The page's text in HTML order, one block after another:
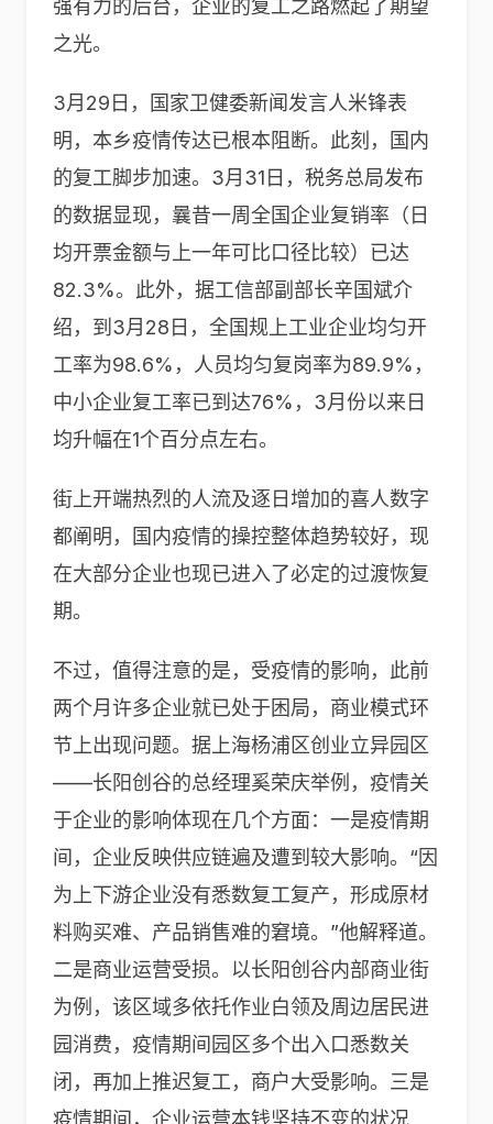
强有力的后台，企业的复工之路燃起了期望
之光。
3月29日，国家卫健委新闻发言人米锋表
明，本乡疫情传达已根本阻断。此刻，国内
的复工脚步加速。3月31日，税务总局发布
的数据显现，曩昔一周全国企业复销率（日
均开票金额与上一年可比口径比较）已达
82.3%。此外，据工信部副部长辛国斌介
绍，到3月28日，全国规上工业企业均匀开
工率为98.6%，人员均匀复岗率为89.9%，
中小企业复工率已到达76%，3月份以来日
均升幅在1个百分点左右。
街上开端热烈的人流及逐日增加的喜人数字
都阐明，国内疫情的操控整体趋势较好，现
在大部分企业也现已进入了必定的过渡恢复
期。
不过，值得注意的是，受疫情的影响，此前
两个月许多企业就已处于困局，商业模式环
节上出现问题。据上海杨浦区创业立异园区
——长阳创谷的总经理奚荣庆举例，疫情关
于企业的影响体现在几个方面：一是疫情期
间，企业反映供应链遍及遭到较大影响。“因
为上下游企业没有悉数复工复产，形成原材
料购买难、产品销售难的窘境。”他解释道。
二是商业运营受损。以长阳创谷内部商业街
为例，该区域多依托作业白领及周边居民进
园消费，疫情期间园区多个出入口悉数关
闭，再加上推迟复工，商户大受影响。三是
疫情期间，企业运营本钱坚持不变的状况